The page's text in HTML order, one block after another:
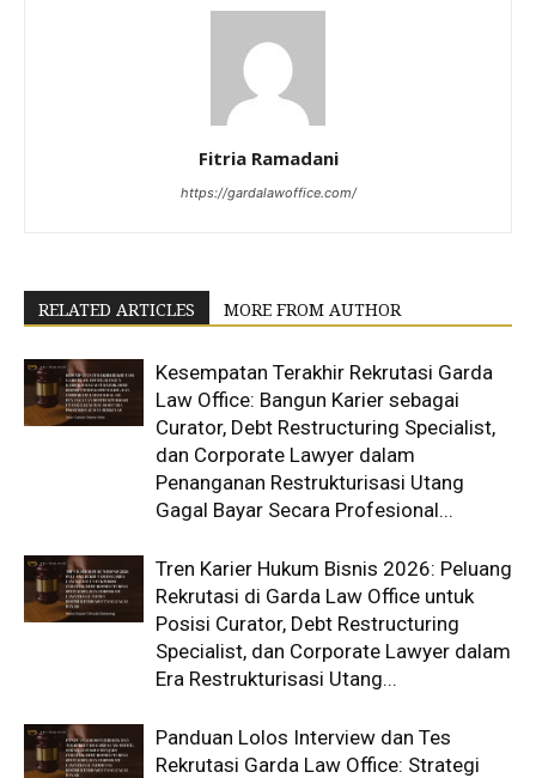
Fitria Ramadani
https://gardalawoffice.com/
RELATED ARTICLES MORE FROM AUTHOR
Kesempatan Terakhir Rekrutasi Garda
Law Office: Bangun Karier sebagai
Curator, Debt Restructuring Specialist,
dan Corporate Lawyer dalam
Penanganan Restrukturisasi Utang
Gagal Bayar Secara Profesional...
Tren Karier Hukum Bisnis 2026: Peluang
Rekrutasi di Garda Law Office untuk
Posisi Curator, Debt Restructuring
Specialist, dan Corporate Lawyer dalam
Era Restrukturisasi Utang...
Panduan Lolos Interview dan Tes
Rekrutasi Garda Law Office: Strategi